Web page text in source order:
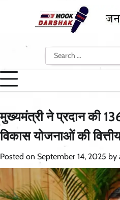
Search
for:
मुख्यमंत्री ने प्रदान की
विकास योजनाओं की
Posted on September 14, 2025 by